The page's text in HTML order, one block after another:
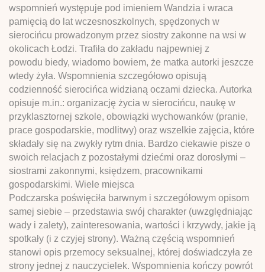
wspomnień występuje pod imieniem Wandzia i wraca
pamięcią do lat wczesnoszkolnych, spędzonych w
sierocińcu prowadzonym przez siostry zakonne na wsi w
okolicach Łodzi. Trafiła do zakładu najpewniej z
powodu biedy, wiadomo bowiem, że matka autorki jeszcze
wtedy żyła. Wspomnienia szczegółowo opisują
codzienność sierocińca widzianą oczami dziecka. Autorka
opisuje m.in.: organizację życia w sierocińcu, naukę w
przyklasztornej szkole, obowiązki wychowanków (pranie,
prace gospodarskie, modlitwy) oraz wszelkie zajęcia, które
składały się na zwykły rytm dnia. Bardzo ciekawie pisze o
swoich relacjach z pozostałymi dziećmi oraz dorosłymi –
siostrami zakonnymi, księdzem, pracownikami
gospodarskimi. Wiele miejsca
Podczarska poświęciła barwnym i szczegółowym opisom
samej siebie – przedstawia swój charakter (uwzględniając
wady i zalety), zainteresowania, wartości i krzywdy, jakie ją
spotkały (i z czyjej strony). Ważną częścią wspomnień
stanowi opis przemocy seksualnej, której doświadczyła ze
strony jednej z nauczycielek. Wspomnienia kończy powrót